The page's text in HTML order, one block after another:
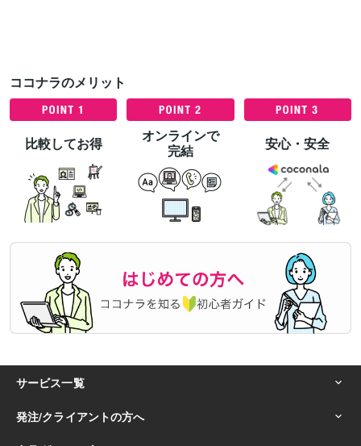
ココナラのメリット
比較してお得
オンラインで
完結
安心・安全